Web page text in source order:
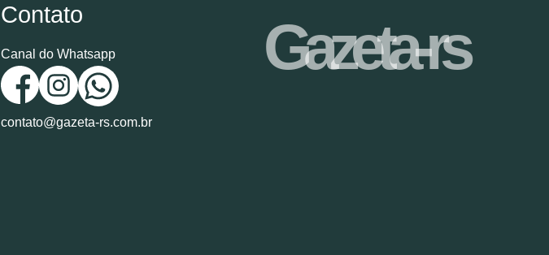
Contato
Canal do Whatsapp
contato@gazeta-rs.com.br
Gazeta-rs